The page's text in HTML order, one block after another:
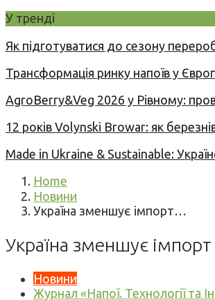
У тренді
Як підготуватися до сезону
Трансформація ринку напоїв у
AgroBerry&Veg 2026 у Рівному:
12 років Volynski Browar: як
Made in Ukraine & Sustainable:
Home
Новини
Україна зменшує імпорт…
Україна зменшує
Новини
Журнал «Напої. Технології та